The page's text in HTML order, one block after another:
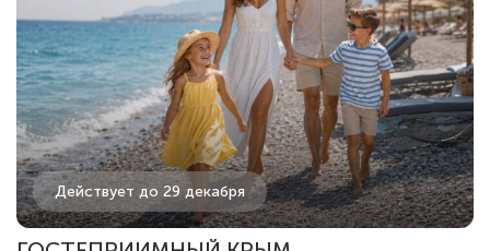
Действует до 29 декабря